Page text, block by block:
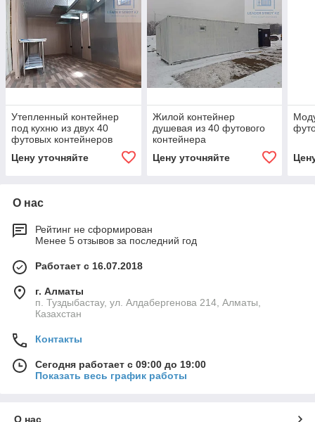
Утепленный контейнер
под кухню из двух 40
футовых контейнеров
Цену уточняйте
Жилой контейнер
душевая из 40 футового
контейнера
Цену уточняйте
О нас
Рейтинг не сформирован
Менее 5 отзывов за последний год
Работает с 16.07.2018
г. Алматы
п. Туздыбастау, ул. Алдабергенова 214, Алматы,
Казахстан
Контакты
Сегодня работает с 09:00 до 19:00
Показать весь график работы
О нас